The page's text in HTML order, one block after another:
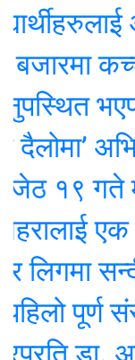
भएपछि
गते
एक
पूर्ण
डा.